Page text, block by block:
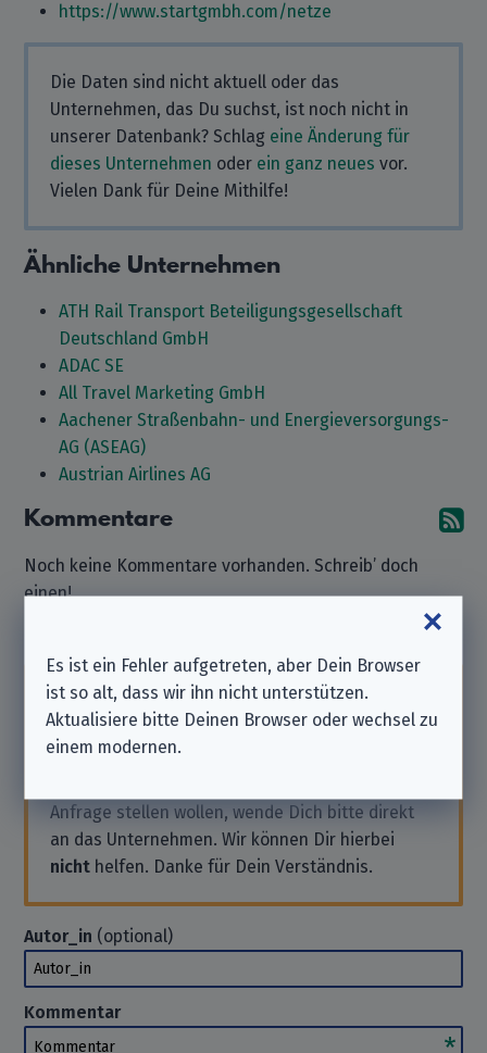
https://www.startgmbh.com/netze
Die Daten sind nicht aktuell oder das
Unternehmen, das Du suchst, ist noch nicht in
unserer Datenbank? Schlag eine Änderung für
dieses Unternehmen oder ein ganz neues vor.
Vielen Dank für Deine Mithilfe!
Ähnliche Unternehmen
ATH Rail Transport Beteiligungsgesellschaft
Deutschland GmbH
ADAC SE
All Travel Marketing GmbH
Aachener Straßenbahn- und Energieversorgungs-
AG (ASEAG)
Austrian Airlines AG
Kommentare
Noch keine Kommentare vorhanden. Schreib’ doch
einen!
Beachte bitte, dass wir ein unabhängiger
Datenschutzvereinsind und nicht zu dem hier
aufgeführten Unternehmen gehören.
Anfrage stellen wollen, wende Dich bitte direkt
an das Unternehmen. Wir können Dir hierbei
nicht helfen. Danke für Dein Verständnis.
Autor_in (optional)
Autor_in
Kommentar
Kommentar
Es ist ein Fehler aufgetreten, aber Dein Browser
ist so alt, dass wir ihn nicht unterstützen.
Aktualisiere bitte Deinen Browser oder wechsel zu
einem modernen.